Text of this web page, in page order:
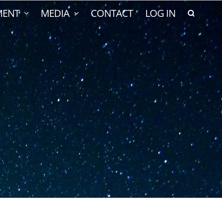
MEDIA CONTACT LOG IN